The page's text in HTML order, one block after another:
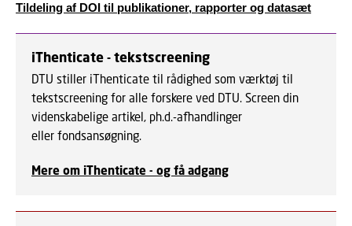
Tildeling af DOI til publikationer, rapporter og datasæt
iThenticate - tekstscreening
DTU stiller iThenticate til rådighed som værktøj til
tekstscreening for alle forskere ved DTU. Screen din
videnskabelige artikel, ph.d.-afhandlinger
eller fondsansøgning.
Mere om iThenticate - og få adgang